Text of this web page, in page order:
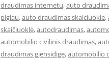
draudimas internetu,auto
pigiau,auto draudimas skaiciuokle,
skaičiuoklė,autodraudimas,
automobilio civilinis draudimas,
draudimas gjensidige,automobilio